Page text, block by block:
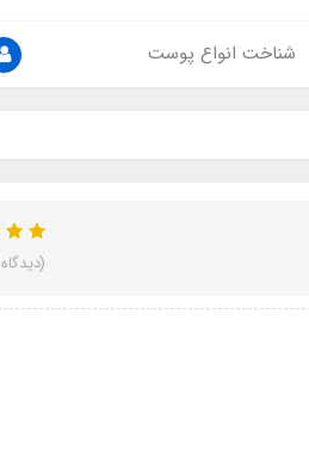
شناخت انواع پوست
(دیدگاه 2 کاربر)